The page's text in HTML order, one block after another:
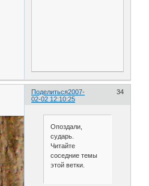
Поделиться 34
2007-
02-02 12:10:25
Опоздали,
сударь.
Читайте
соседние темы
этой ветки.